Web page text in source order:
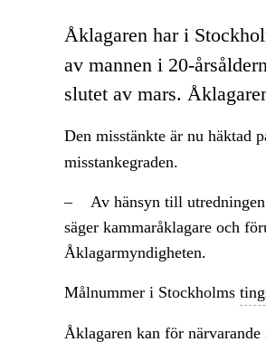
Åklagaren har i
av mannen i 20-
slutet av mars.
Den misstänkte är nu häktad
misstankegraden.
– Av hänsyn till utredningen
säger kammaråklagare och
Åklagarmyndigheten.
Målnummer i Stockholms
Åklagaren kan för